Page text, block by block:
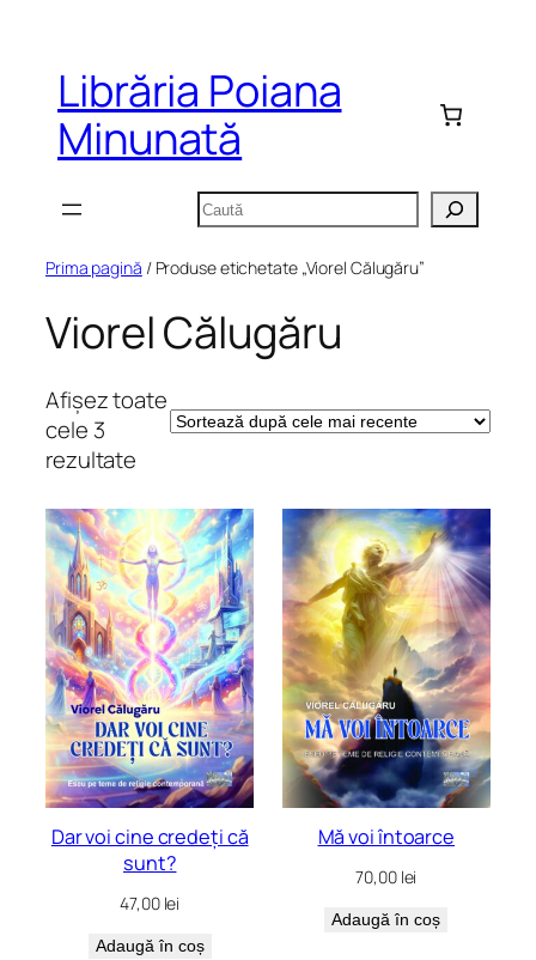
conținutLibrăria Poiana
Minunată
Caută
Prima pagină / Produse etichetate „Viorel Călugăru”
Viorel Călugăru
Afișez toate
cele 3
rezultate
cele
mai
recente
Dar voi cine credeți că
sunt?
47,00 lei
Adaugă în coș
Mă voi întoarce
70,00 lei
Adaugă în coș